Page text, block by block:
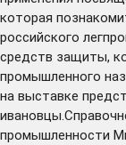
которая
российского
средств защиты,
промышленного
на выставке
промышленности